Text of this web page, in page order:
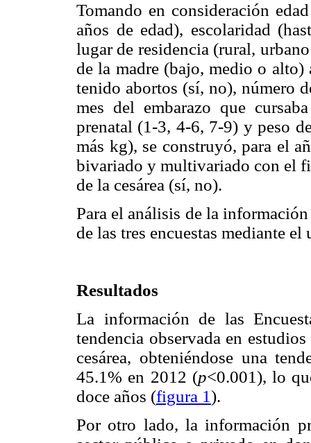
Tomando en consideración
años de edad), escolaridad
lugar de residencia (rural,
de la madre (bajo, medio o
tenido abortos (sí, no), número
mes del embarazo que
prenatal (1-3, 4-6, 7-9) y peso
más kg), se construyó, para el
bivariado y multivariado con el
de la cesárea (sí, no).
Para el análisis de la
de las tres encuestas mediante
Resultados
La información de las
tendencia observada en
cesárea, obteniéndose una
45.1% en 2012 (p<0.001), lo
doce años (figura 1).
Por otro lado, la información